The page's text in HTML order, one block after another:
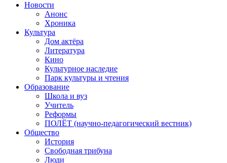
Новости
Анонс
Хроника
Культура
Дом актёра
Литература
Кино
Культурное наследие
Парк культуры и чтения
Образование
Школа и вуз
Учитель
Реформы
ПОЛЁТ (научно-педагогический вестник)
Общество
История
Свободная трибуна
Люди